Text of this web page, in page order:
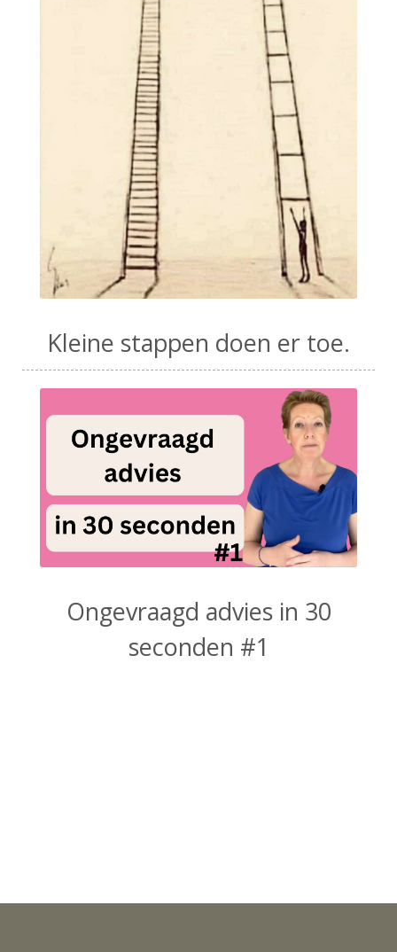
Kleine stappen doen er toe.
Ongevraagd advies in 30
seconden #1